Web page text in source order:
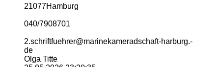
21077Hamburg
040/7908701
2.­schriftfuehrer@­marinekameradschaft-­harburg.­
de
Olga Titte